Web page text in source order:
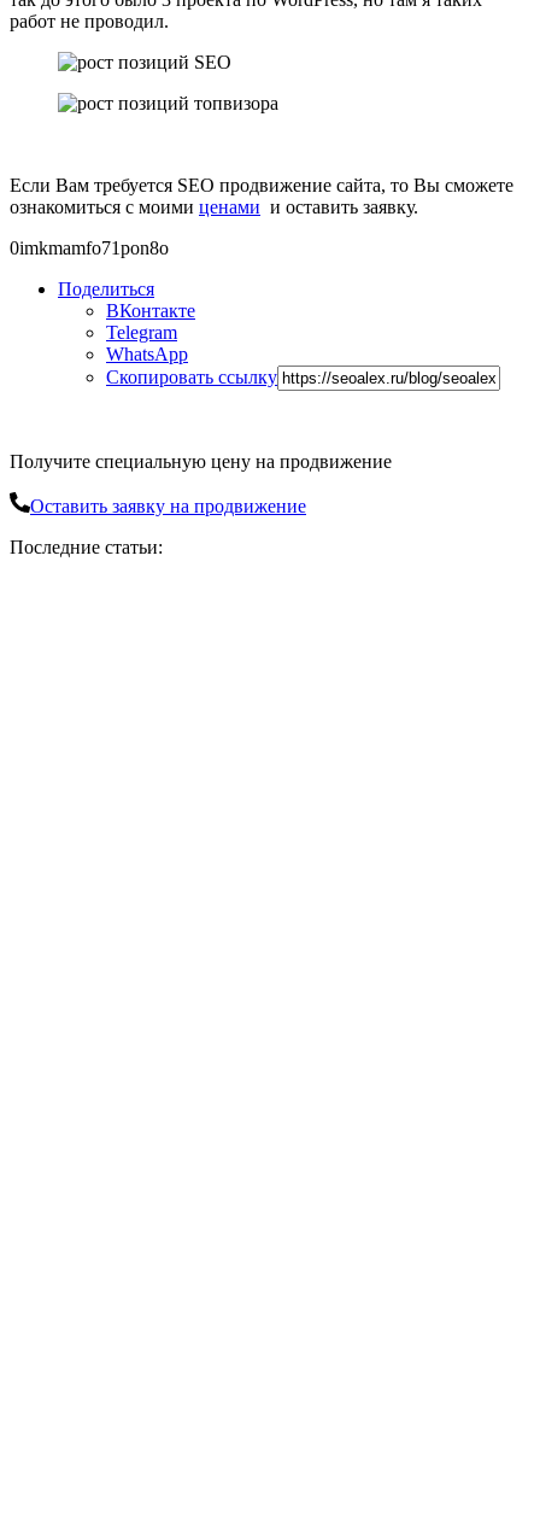
работ не проводил.
Если Вам требуется SEO продвижение сайта, то Вы сможете
ознакомиться с моими ценами и оставить заявку.
0imkmamfo71pon8o
Поделиться
ВКонтакте
Telegram
WhatsApp
Скопировать ссылку
Получите специальную цену на продвижение
Оставить заявку на продвижение
Последние статьи: